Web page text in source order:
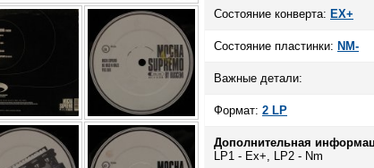
Состояние конверта: EX+
Состояние пластинки: NM-
Важные детали:
Формат: 2 LP
Дополнительная
LP1 - Ex+, LP2 - Nm